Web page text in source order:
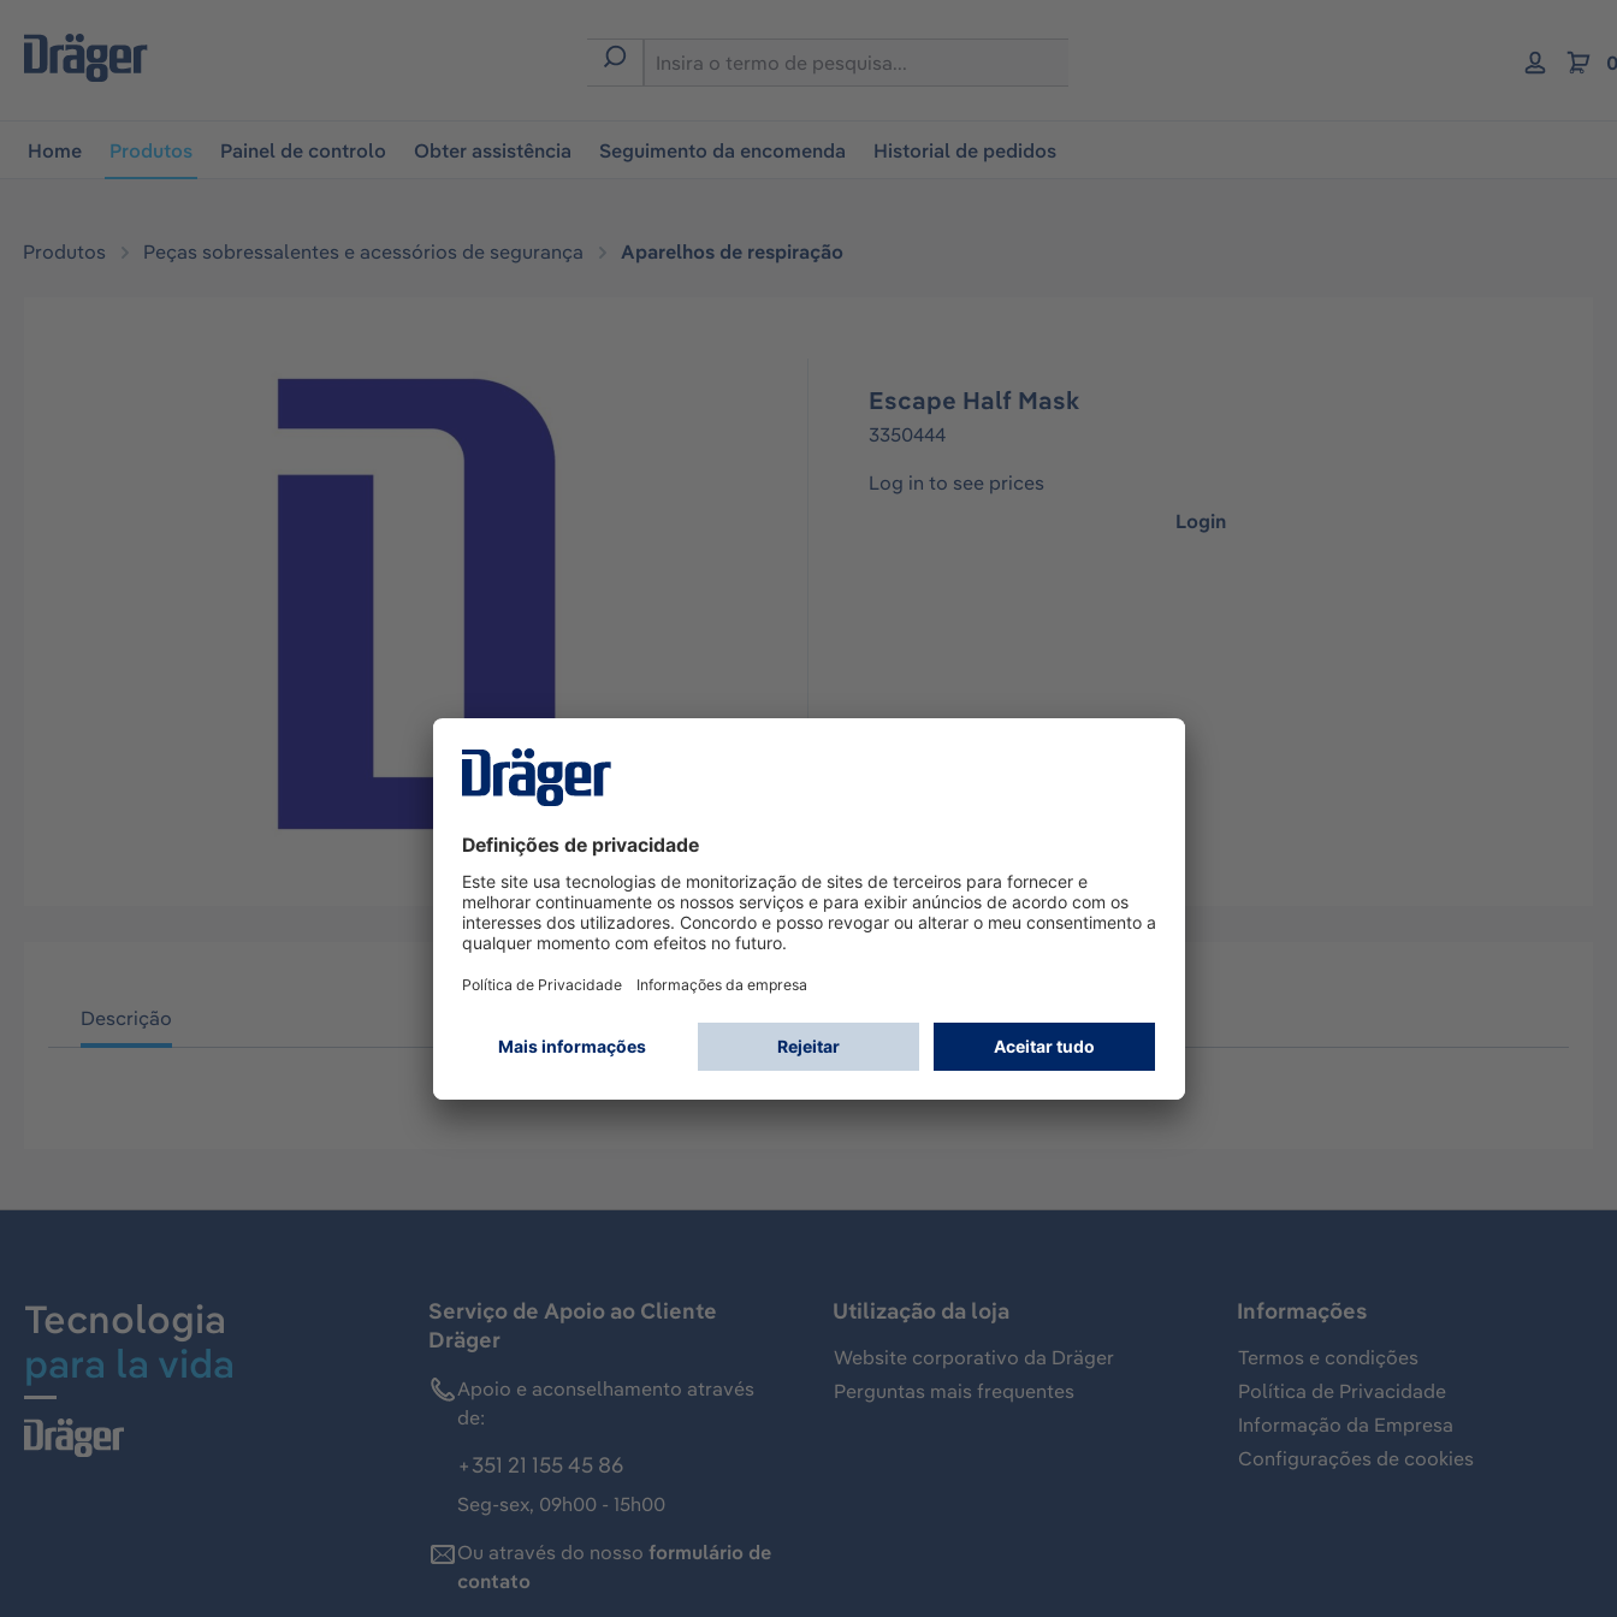
a navegação principal
Home Produtos Painel de controlo Obter assistência Seguimento da encomenda Historial de pedidos
Produtos Peças sobressalentes e acessórios de segurança Aparelhos de respiração
Escape Half Mask
3350444
Log in to see prices
Login
Descrição
Tecnologia
para la vida
Serviço de Apoio ao Cliente
Dräger
Apoio e aconselhamento através
de:
+351 21 155 45 86
Seg-sex, 09h00 - 15h00
Ou através do nosso formulário de
contato
Utilização da loja
Website corporativo da Dräger
Perguntas mais frequentes
Informações
Termos e condições
Política de Privacidade
Informação da Empresa
Configurações de cookies